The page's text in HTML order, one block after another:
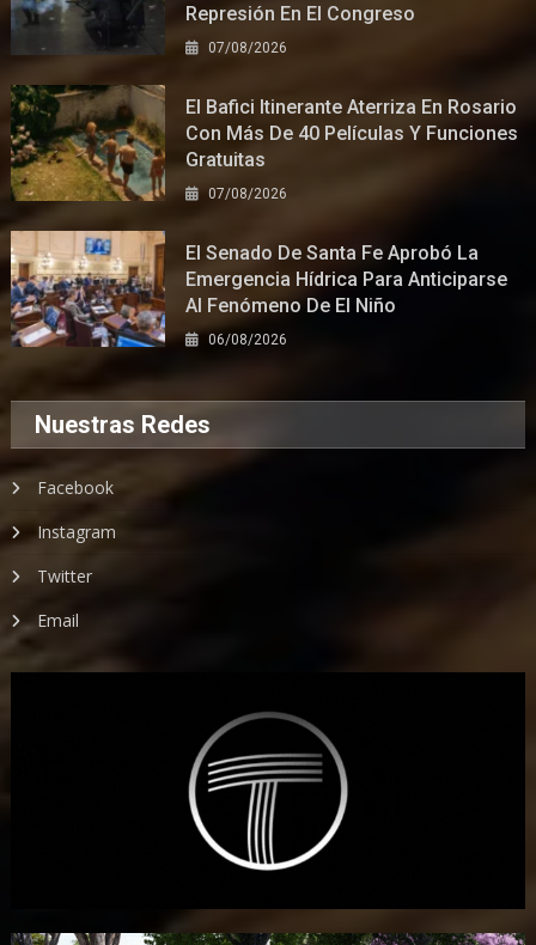
Represión En El Congreso
07/08/2026
El Bafici Itinerante Aterriza En Rosario
Con Más De 40 Películas Y Funciones
Gratuitas
07/08/2026
El Senado De Santa Fe Aprobó La
Emergencia Hídrica Para Anticiparse
Al Fenómeno De El Niño
06/08/2026
Nuestras Redes
Facebook
Instagram
Twitter
Email